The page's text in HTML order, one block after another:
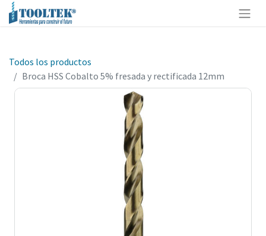
Todos los productos
Broca HSS Cobalto 5% fresada y rectificada 12mm